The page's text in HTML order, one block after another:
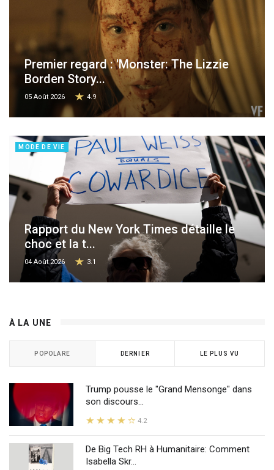
Premier regard : 'Monster: The Lizzie
Borden Story...
05 Août 2026 4.9
MODE DE VIE
Rapport du New York Times détaille le
choc et la t...
04 Août 2026 3.1
À LA UNE
POPOLARE DERNIER LE PLUS VU
Trump pousse le "Grand Mensonge" dans
son discours...
4.2
De Big Tech RH à Humanitaire: Comment
Isabella Skr...